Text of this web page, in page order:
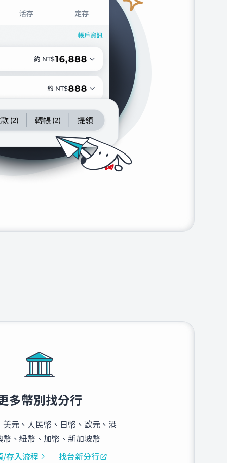
多幣別找分行
元、人民幣、日幣、歐元、港
幣、紐幣、加幣、新加坡幣
/存入流程
找台新分行